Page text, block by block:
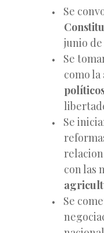
Se
junio de
Se
como la
Se
con las
Se